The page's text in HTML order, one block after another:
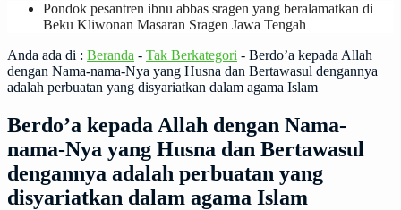
Pondok pesantren ibnu abbas sragen yang beralamatkan di
Beku Kliwonan Masaran Sragen Jawa Tengah
Anda ada di : Beranda - Tak Berkategori - Berdo’a kepada Allah
dengan Nama-nama-Nya yang Husna dan Bertawasul dengannya
adalah perbuatan yang disyariatkan dalam agama Islam
Berdo’a kepada Allah dengan Nama-
nama-Nya yang Husna dan Bertawasul
dengannya adalah perbuatan yang
disyariatkan dalam agama Islam